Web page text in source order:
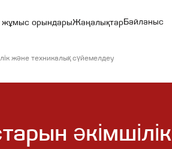
жұмыс орындарыЖаңалықтарБайланыс
және техникалық сүйемелдеу
әкімшілік